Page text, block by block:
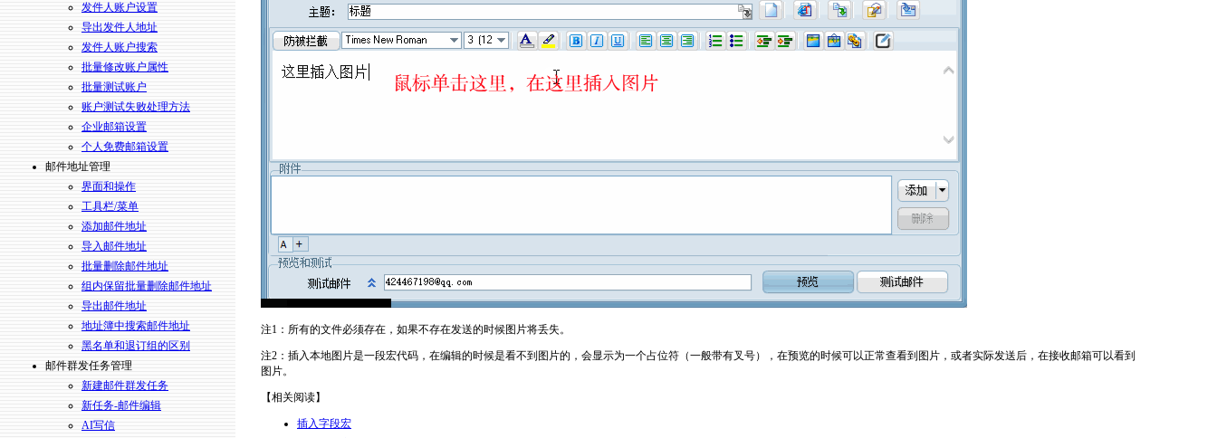
发件人账户设置
导出发件人地址
发件人账户搜索
批量修改账户属性
批量测试账户
账户测试失败处理方法
企业邮箱设置
个人免费邮箱设置
邮件地址管理
界面和操作
工具栏/菜单
添加邮件地址
导入邮件地址
批量删除邮件地址
组内保留批量删除邮件地址
导出邮件地址
地址簿中搜索邮件地址
黑名单和退订组的区别
邮件群发任务管理
新建邮件群发任务
新任务-邮件编辑
AI写信
注1：所有的文件必须存在，如果不存在发送的时候图片将丢失。
注2：插入本地图片是一段宏代码，在编辑的时候是看不到图片的，会显示为一个占位符（一般带有叉号），在预览的时候可以正常查看到图片，或者实际发送后，在接收邮箱可以看到
图片。
【相关阅读】
插入字段宏